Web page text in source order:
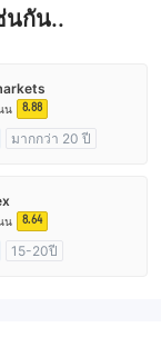
นกัน..
น 8.88
มากกว่า 20 ปี
แบบเต็ม
น 8.64
15-20ปี